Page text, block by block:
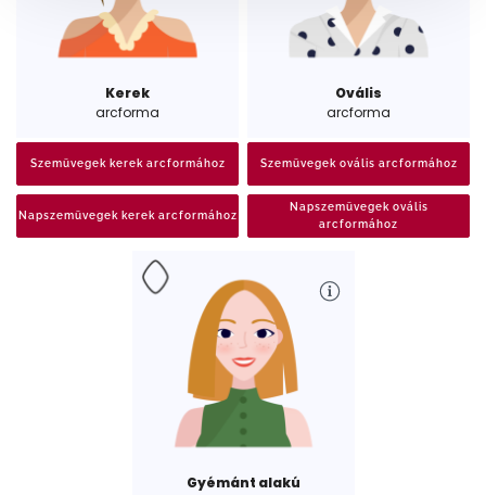
Kerek
arcforma
Szemüvegek kerek arcformához
Napszemüvegek kerek arcformához
Ovális
arcforma
Szemüvegek ovális arcformához
Napszemüvegek ovális
arcformához
Gyémánt alakú